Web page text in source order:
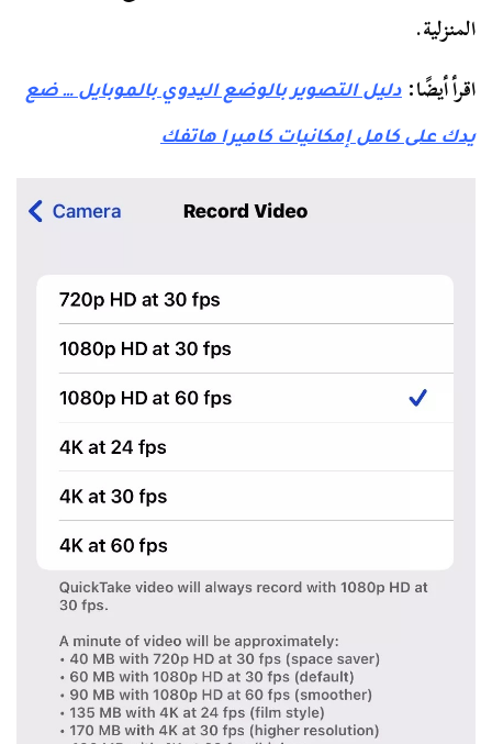
المنزلية.
اقرأ أيضًا:دليل التصوير بالوضع اليدوي بالموبايل … ضع
يدك على كامل إمكانيات كاميرا هاتفك